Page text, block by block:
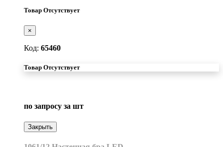
Товар Отсутствует
×
Код: 65460
Товар Отсутствует
по запросу за шт
Закрыть